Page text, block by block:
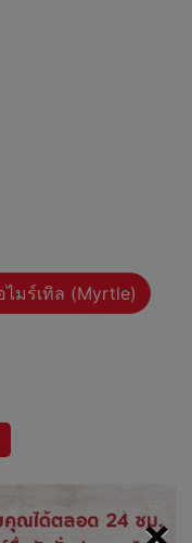
มร์เทิล (Myrtle)